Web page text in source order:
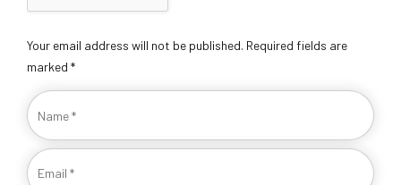
Your email address will not be published. Required fields are
marked *